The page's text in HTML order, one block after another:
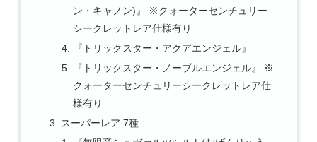
ン・キャノン)』 ※クォーターセンチュリー
シークレットレア仕様有り
『トリックスター・アクアエンジェル』
『トリックスター・ノーブルエンジェル』 ※
クォーターセンチュリーシークレットレア仕
様有り
スーパーレア 7種